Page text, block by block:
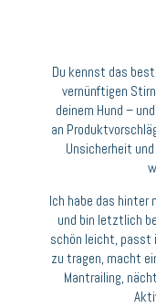
Du kennst das
vernünftigen
deinem Hund – u
an
Unsicherheit
Ich habe das hinter
und bin letztlich
schön leicht, passt
zu tragen, macht
Mantrailing,